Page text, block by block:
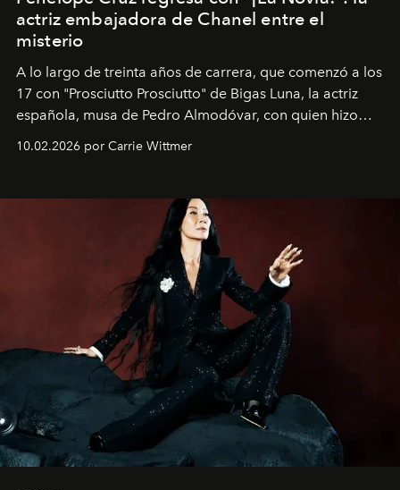
actriz embajadora de Chanel entre el
misterio
A lo largo de treinta años de carrera, que comenzó a los
17 con "Prosciutto Prosciutto" de Bigas Luna, la actriz
española, musa de Pedro Almodóvar, con quien hizo
Barcelona", ha dividido su tiempo entre Europa y
dirigida por Maggie Gyllenhaal.
10.02.2026 por Carrie Wittmer